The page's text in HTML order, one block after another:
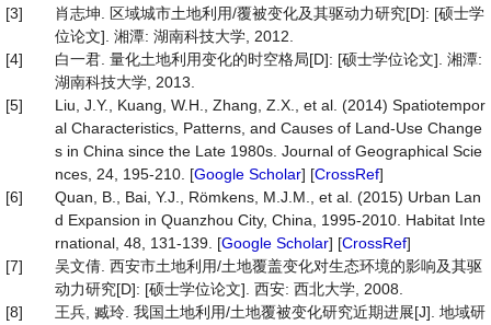
[3]
肖志坤. 区域城市土地利用/覆被变化及其驱动力研究[D]: [硕士学
位论文]. 湘潭: 湖南科技大学, 2012.
[4]
白一君. 量化土地利用变化的时空格局[D]: [硕士学位论文]. 湘潭:
湖南科技大学, 2013.
[5]
Liu, J.Y., Kuang, W.H., Zhang, Z.X., et al. (2014) Spatiotempor
al Characteristics, Patterns, and Causes of Land-Use Change
s in China since the Late 1980s. Journal of Geographical Scie
nces, 24, 195-210. [Google Scholar] [CrossRef]
[6]
Quan, B., Bai, Y.J., Römkens, M.J.M., et al. (2015) Urban Lan
d Expansion in Quanzhou City, China, 1995-2010. Habitat Inte
rnational, 48, 131-139. [Google Scholar] [CrossRef]
[7]
吴文倩. 西安市土地利用/土地覆盖变化对生态环境的影响及其驱
动力研究[D]: [硕士学位论文]. 西安: 西北大学, 2008.
[8]
王兵, 臧玲. 我国土地利用/土地覆被变化研究近期进展[J]. 地域研